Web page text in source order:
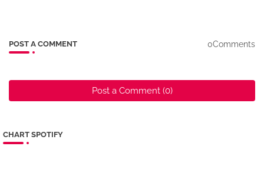
POST A COMMENT 0Comments
Post a Comment (0)
CHART SPOTIFY